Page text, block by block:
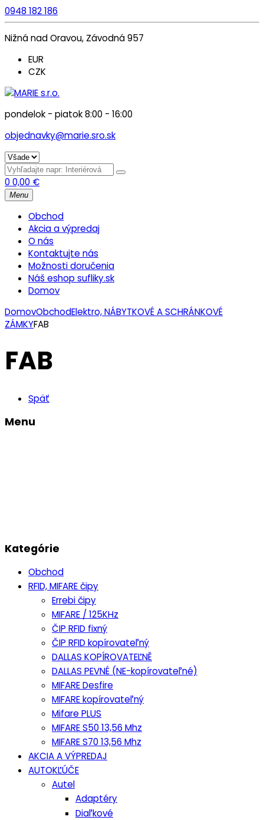
0948 182 186
Nižná nad Oravou, Závodná 957
EUR
CZK
pondelok - piatok 8:00 - 16:00
objednavky@marie.sro.sk
0 0,00 €
Menu
Obchod
Akcia a výpredaj
O nás
Kontaktujte nás
Možnosti doručenia
Náš eshop sufliky.sk
Domov
DomovObchodElektro, NÁBYTKOVÉ A SCHRÁNKOVÉ
ZÁMKYFAB
FAB
Späť
Menu
Kategórie
Obchod
RFID, MIFARE čipy
Errebi čipy
MIFARE / 125KHz
ČIP RFID fixný
ČIP RFID kopírovateľný
DALLAS KOPÍROVATEĽNĚ
DALLAS PEVNÉ (NE-kopírovateľné)
MIFARE Desfire
MIFARE kopírovateľný
Mifare PLUS
MIFARE S50 13,56 Mhz
MIFARE S70 13,56 Mhz
AKCIA A VÝPREDAJ
AUTOKĽÚČE
Autel
Adaptéry
Diaľkové